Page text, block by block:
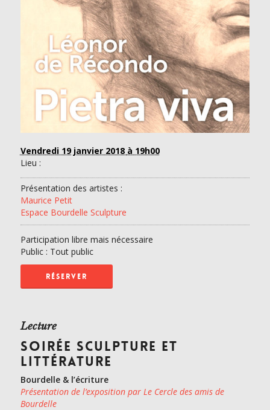
Vendredi 19 janvier 2018 à 19h00
Lieu :
Présentation des artistes :
Maurice Petit
Espace Bourdelle Sculpture
Participation libre mais nécessaire
Public : Tout public
RÉSERVER
Lecture
SOIRÉE SCULPTURE ET
LITTÉRATURE
Bourdelle & l’écriture
Présentation de l’exposition par Le Cercle des amis de
Bourdelle